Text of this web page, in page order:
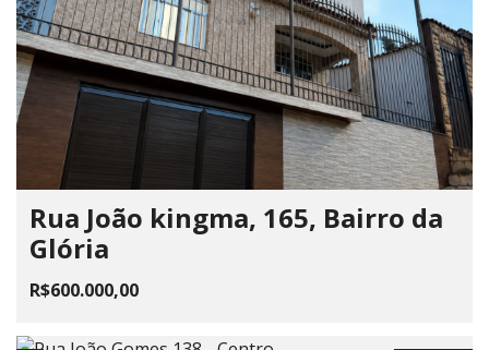
Rua João kingma, 165, Bairro da
Glória
R$600.000,00